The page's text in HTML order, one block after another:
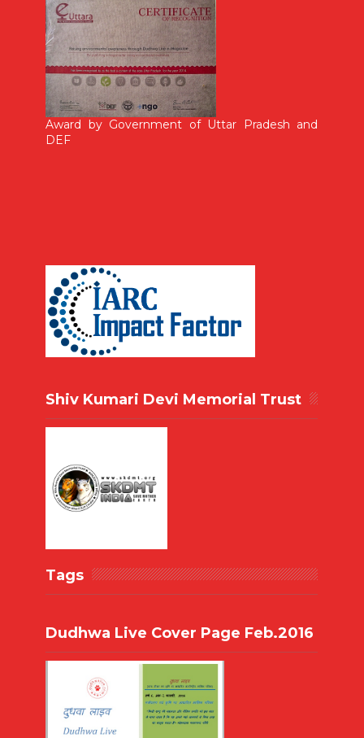
Award by Government of Uttar Pradesh and
DEF
Shiv Kumari Devi Memorial Trust
Tags
Dudhwa Live Cover Page Feb.2016